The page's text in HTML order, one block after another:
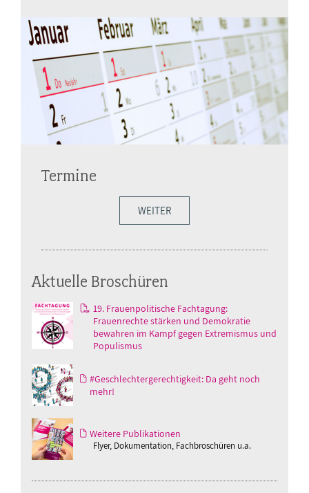
Termine
WEITER
Aktuelle Broschüren
19. Frauenpolitische Fachtagung:
Frauenrechte stärken und Demokratie
bewahren im Kampf gegen Extremismus und
Populismus
#Geschlechtergerechtigkeit: Da geht noch
mehr!
Weitere Publikationen
Flyer, Dokumentation, Fachbroschüren u.a.